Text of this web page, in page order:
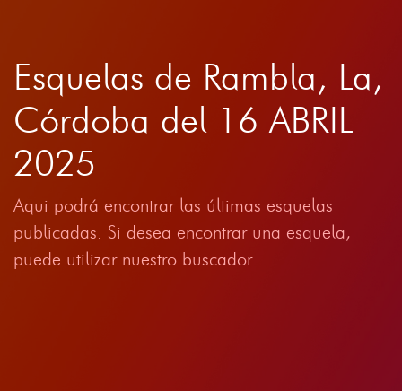
Esquelas de Rambla, La,
Córdoba del 16 ABRIL
2025
Aqui podrá encontrar las últimas esquelas
publicadas. Si desea encontrar una esquela,
puede utilizar nuestro buscador